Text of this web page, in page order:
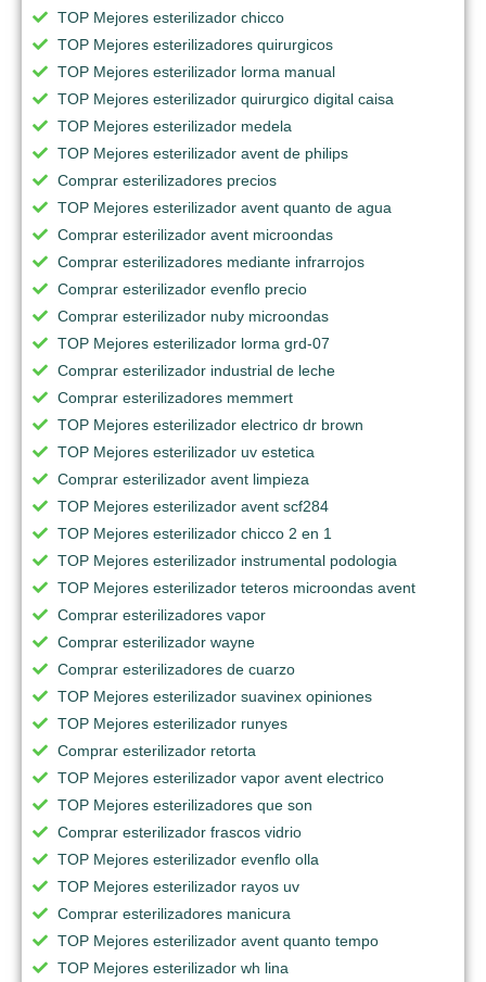
TOP Mejores esterilizador chicco
TOP Mejores esterilizadores quirurgicos
TOP Mejores esterilizador lorma manual
TOP Mejores esterilizador quirurgico digital caisa
TOP Mejores esterilizador medela
TOP Mejores esterilizador avent de philips
Comprar esterilizadores precios
TOP Mejores esterilizador avent quanto de agua
Comprar esterilizador avent microondas
Comprar esterilizadores mediante infrarrojos
Comprar esterilizador evenflo precio
Comprar esterilizador nuby microondas
TOP Mejores esterilizador lorma grd-07
Comprar esterilizador industrial de leche
Comprar esterilizadores memmert
TOP Mejores esterilizador electrico dr brown
TOP Mejores esterilizador uv estetica
Comprar esterilizador avent limpieza
TOP Mejores esterilizador avent scf284
TOP Mejores esterilizador chicco 2 en 1
TOP Mejores esterilizador instrumental podologia
TOP Mejores esterilizador teteros microondas avent
Comprar esterilizadores vapor
Comprar esterilizador wayne
Comprar esterilizadores de cuarzo
TOP Mejores esterilizador suavinex opiniones
TOP Mejores esterilizador runyes
Comprar esterilizador retorta
TOP Mejores esterilizador vapor avent electrico
TOP Mejores esterilizadores que son
Comprar esterilizador frascos vidrio
TOP Mejores esterilizador evenflo olla
TOP Mejores esterilizador rayos uv
Comprar esterilizadores manicura
TOP Mejores esterilizador avent quanto tempo
TOP Mejores esterilizador wh lina